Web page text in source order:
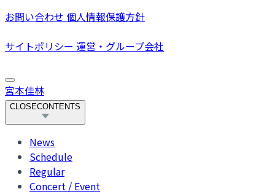
お問い合わせ 個人情報保護方針
サイトポリシー 運営・グループ会社
宮本佳林
CLOSECONTENTS
News
Schedule
Regular
Concert / Event